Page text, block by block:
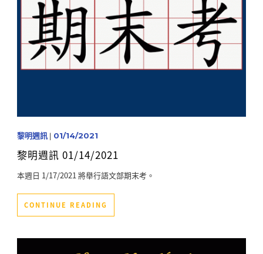
黎明週訊| 01/14/2021
黎明週訊 01/14/2021
本週日 1/17/2021 將舉行語文部期末考。
CONTINUE READING